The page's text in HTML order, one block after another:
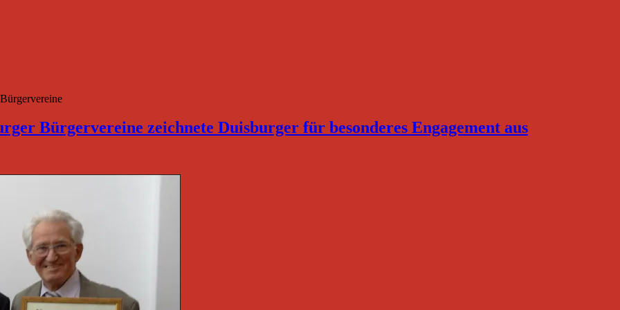
Bürgervereine zeichnete Duisburger für besonderes Engagement aus